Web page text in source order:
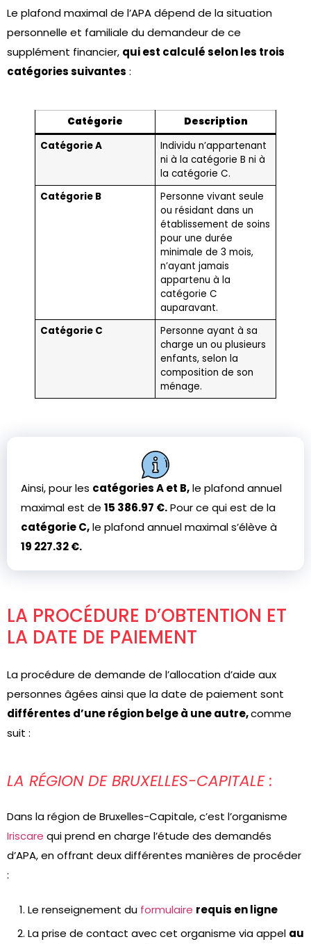
Le plafond maximal de l’APA dépend de la situation
personnelle et familiale du demandeur de ce
supplément financier, qui est calculé selon les trois
catégories suivantes :
Catégorie
Description
Catégorie A
Individu n’appartenant
ni à la catégorie B ni à
la catégorie C.
Catégorie B
Personne vivant seule
ou résidant dans un
établissement de soins
pour une durée
minimale de 3 mois,
n’ayant jamais
appartenu à la
catégorie C
auparavant.
Catégorie C
Personne ayant à sa
charge un ou plusieurs
enfants, selon la
composition de son
ménage.
Ainsi, pour les catégories A et B,le plafond annuel
maximal est de 15 386.97 €.Pour ce qui est de la
catégorie C,le plafond annuel maximal s’élève à
19 227.32 €.
LA PROCÉDURE D’OBTENTION ET
LA DATE DE PAIEMENT
La procédure de demande de l’allocation d’aide aux
personnes âgées ainsi que la date de paiement sont
différentes d’une région belge à une autre,comme
suit :
LA RÉGION DE BRUXELLES-CAPITALE :
Dans la région de Bruxelles-Capitale, c’est l’organisme
Iriscare qui prend en charge l’étude des demandés
d’APA, en offrant deux différentes manières de procéder
:
Le renseignement du formulaire requis en ligne
La prise de contact avec cet organisme via appel au